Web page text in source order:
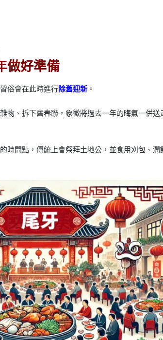
做好準備
俗會在此時進行除舊迎新。
物、拆下舊春聯，象徵將過去一年的晦氣一併
時間點，傳統上會祭拜土地公，並食用刈包、